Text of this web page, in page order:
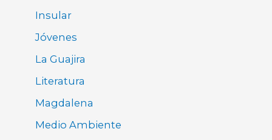
Insular
Jóvenes
La Guajira
Literatura
Magdalena
Medio Ambiente